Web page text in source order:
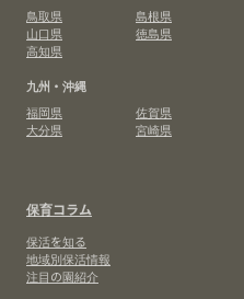
鳥取県
島根県
山口県
徳島県
高知県
九州・沖縄
福岡県
佐賀県
大分県
宮崎県
保育コラム
保活を知る
地域別保活情報
注目の園紹介